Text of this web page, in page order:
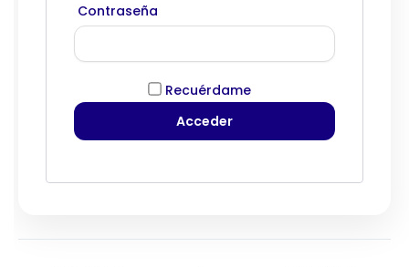
Contraseña
Recuérdame